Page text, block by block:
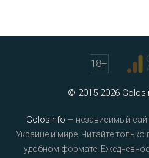
18+
© 2015-2026
GolosInfo — независимый
Украине и мире. Читайте только
удобном формате.